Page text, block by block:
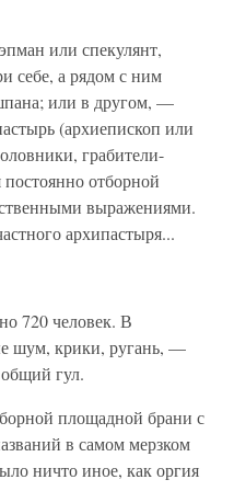
или спекулянт,
себе, а рядом с ним
или в другом, —
(архиепископ или
грабители-
отборной
выражениями.
архипастыря...
720 человек. В
шум, крики, ругань, —
гул.
площадной брани с
в самом мерзком
ничто иное, как оргия